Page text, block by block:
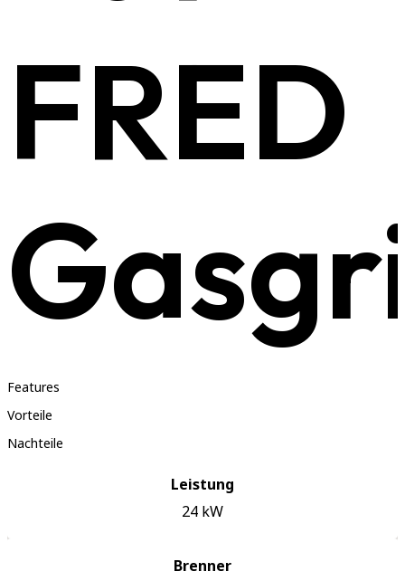
FRED
Features
Vorteile
Nachteile
Leistung
24 kW
Brenner